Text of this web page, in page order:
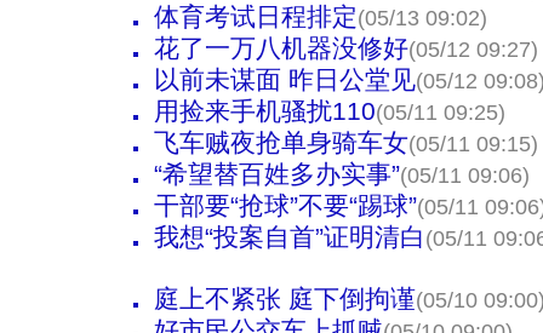
体育考试日程排定(05/13 09:02)
花了一万八机器没修好(05/12 09:27)
以前未谋面 昨日公堂见(05/12
用捡来手机骚扰110(05/11 09:25)
飞车贼夜抢单身骑车女(05/11 09:15)
“希望替百姓多办实事”(05/11 09:06)
干部要“抢球”不要“踢球”(05/11
我想“投案自首”证明清白 (05/11
庭上不紧张 庭下倒拘谨(05/10